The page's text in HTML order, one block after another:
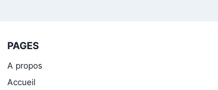
PAGES
A propos
Accueil